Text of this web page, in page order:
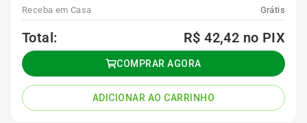
Receba em Casa
Grátis
Total: R$ 42,42 no PIX
COMPRAR AGORA
ADICIONAR AO CARRINHO